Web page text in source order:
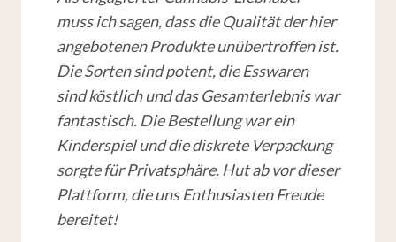
muss ich sagen, dass die Qualität der hier
angebotenen Produkte unübertroffen ist.
Die Sorten sind potent, die Esswaren
sind köstlich und das Gesamterlebnis war
fantastisch. Die Bestellung war ein
Kinderspiel und die diskrete Verpackung
sorgte für Privatsphäre. Hut ab vor dieser
Plattform, die uns Enthusiasten Freude
bereitet!